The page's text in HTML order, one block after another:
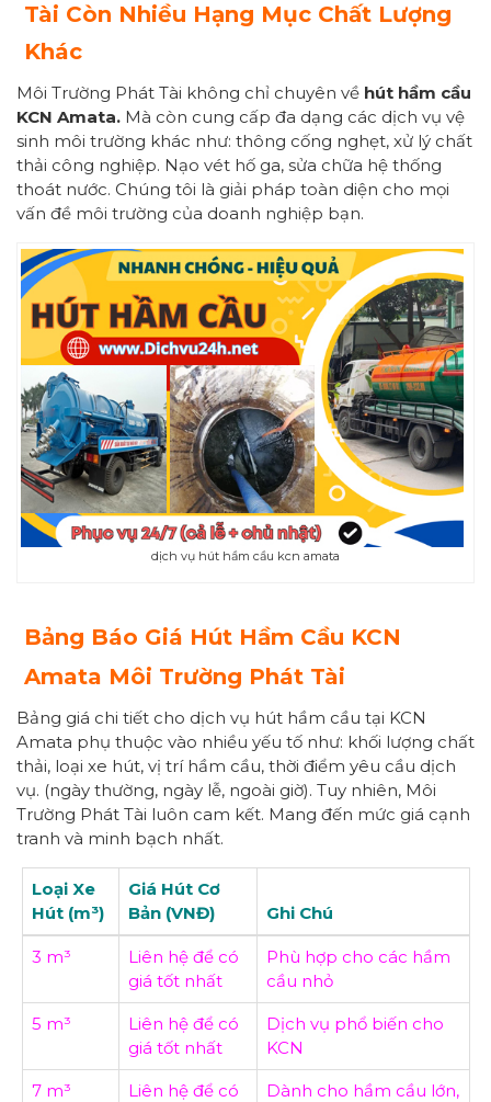
Tài Còn Nhiều Hạng Mục Chất Lượng
Khác
Môi Trường Phát Tài không chỉ chuyên về hút hầm cầu
KCN Amata. Mà còn cung cấp đa dạng các dịch vụ vệ
sinh môi trường khác như: thông cống nghẹt, xử lý chất
thải công nghiệp. Nạo vét hố ga, sửa chữa hệ thống
thoát nước. Chúng tôi là giải pháp toàn diện cho mọi
vấn đề môi trường của doanh nghiệp bạn.
dịch vụ hút hầm cầu kcn amata
Bảng Báo Giá Hút Hầm Cầu KCN
Amata Môi Trường Phát Tài
Bảng giá chi tiết cho dịch vụ hút hầm cầu tại KCN
Amata phụ thuộc vào nhiều yếu tố như: khối lượng chất
thải, loại xe hút, vị trí hầm cầu, thời điểm yêu cầu dịch
vụ. (ngày thường, ngày lễ, ngoài giờ). Tuy nhiên, Môi
Trường Phát Tài luôn cam kết. Mang đến mức giá cạnh
tranh và minh bạch nhất.
Loại Xe
Hút (m³)
Giá Hút Cơ
Bản (VNĐ)
Ghi Chú
3 m³
Liên hệ để có
giá tốt nhất
Phù hợp cho các hầm
cầu nhỏ
5 m³
Liên hệ để có
giá tốt nhất
Dịch vụ phổ biến cho
KCN
7 m³
Liên hệ để có
Dành cho hầm cầu lớn,